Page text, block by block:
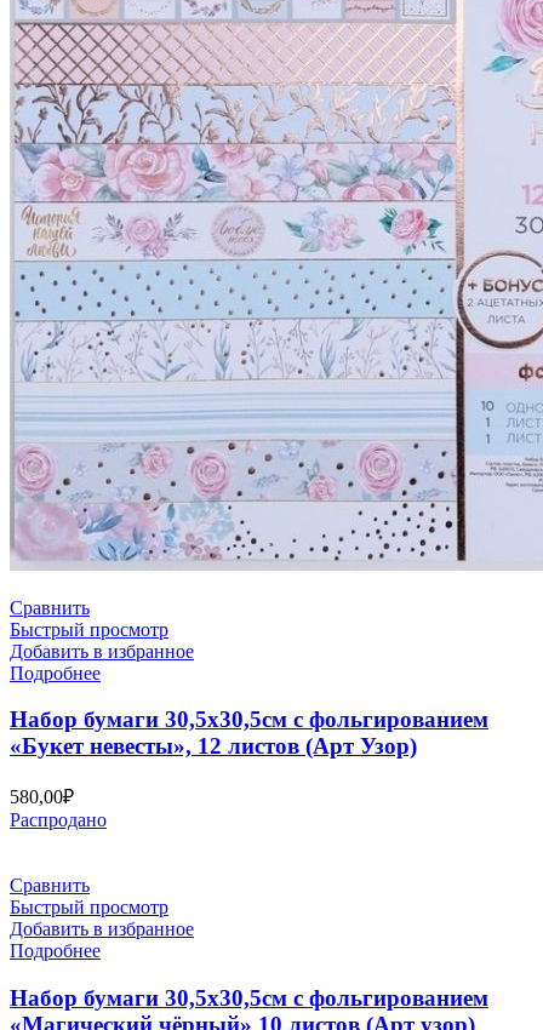
Сравнить
Быстрый просмотр
Добавить в избранное
Подробнее
Набор бумаги 30,5х30,5см с фольгированием
«Букет невесты», 12 листов (Арт Узор)
580,00₽
Распродано
Сравнить
Быстрый просмотр
Добавить в избранное
Подробнее
Набор бумаги 30,5х30,5см с фольгированием
«Магический чёрный» 10 листов (Арт узор)